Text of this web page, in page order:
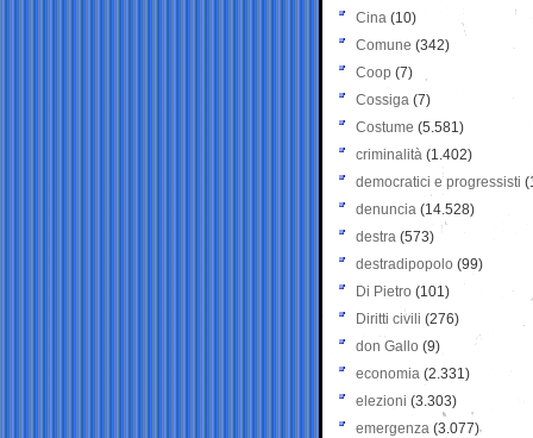
Cina (10)
Comune (342)
Coop (7)
Cossiga (7)
Costume (5.581)
criminalità (1.402)
democratici e progressisti
denuncia (14.528)
destra (573)
destradipopolo (99)
Di Pietro (101)
Diritti civili (276)
don Gallo (9)
economia (2.331)
elezioni (3.303)
emergenza (3.077)